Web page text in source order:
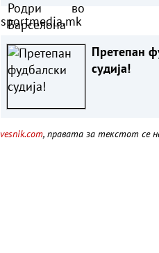
sportmedia.mk
Претепан
судија!
vesnik.com, правата за текстот се